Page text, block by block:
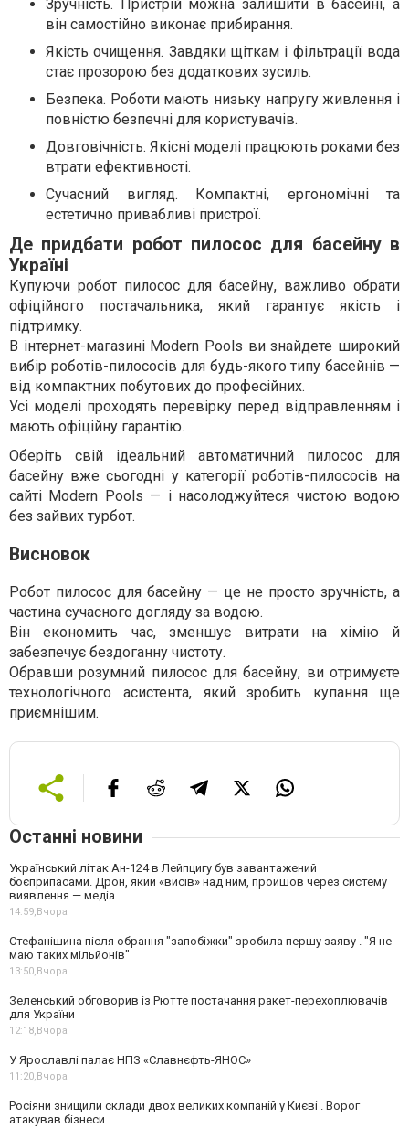
Зручність. Пристрій можна залишити в басейні, а
він самостійно виконає прибирання.
Якість очищення. Завдяки щіткам і фільтрації вода
стає прозорою без додаткових зусиль.
Безпека. Роботи мають низьку напругу живлення і
повністю безпечні для користувачів.
Довговічність. Якісні моделі працюють роками без
втрати ефективності.
Сучасний вигляд. Компактні, ергономічні та
естетично привабливі пристрої.
Де придбати робот пилосос для басейну в
Україні
Купуючи робот пилосос для басейну, важливо обрати
офіційного постачальника, який гарантує якість і
підтримку.
В інтернет-магазині Modern Pools ви знайдете широкий
вибір роботів-пилососів для будь-якого типу басейнів —
від компактних побутових до професійних.
Усі моделі проходять перевірку перед відправленням і
мають офіційну гарантію.
Оберіть свій ідеальний автоматичний пилосос для
басейну вже сьогодні у категорії роботів-пилососів на
сайті Modern Pools — і насолоджуйтеся чистою водою
без зайвих турбот.
Висновок
Робот пилосос для басейну — це не просто зручність, а
частина сучасного догляду за водою.
Він економить час, зменшує витрати на хімію й
забезпечує бездоганну чистоту.
Обравши розумний пилосос для басейну, ви отримуєте
технологічного асистента, який зробить купання ще
приємнішим.
Останні новини
Український літак Ан-124 в Лейпцигу був завантажений
боєприпасами. Дрон, який «висів» над ним, пройшов через систему
виявлення — медіа
14:59, Вчора
Стефанішина після обрання "запобіжки" зробила першу заяву . "Я не
маю таких мільйонів"
13:50, Вчора
Зеленський обговорив із Рютте постачання ракет-перехоплювачів
для України
12:18, Вчора
У Ярославлі палає НПЗ «Славнєфть-ЯНОС»
11:20, Вчора
Росіяни знищили склади двох великих компаній у Києві . Ворог
атакував бізнеси